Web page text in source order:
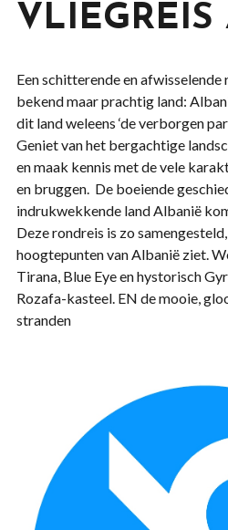
Een schitterende en afwisselende
bekend maar prachtig land:
dit land weleens ‘de verborgen
Geniet van het bergachtige
en maak kennis met de vele
en bruggen. De boeiende
indrukwekkende land Albanië
Deze rondreis is zo
hoogtepunten van Albanië ziet.
Tirana, Blue Eye en hystorisch
Rozafa-kasteel. EN de mooie,
stranden